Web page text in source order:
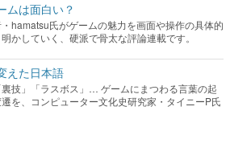
ムは面白い？
hamatsu氏がゲームの魅力を画面や操作の具体的
かしていく、硬派で骨太な評論連載です。
えた日本語
裏技」「ラスボス」… ゲームにまつわる言葉の起
を、コンピューター文化史研究家・タイニーP氏